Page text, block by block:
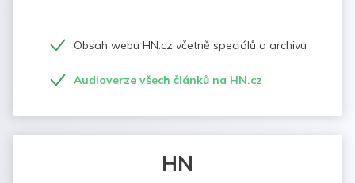
Obsah webu HN.cz včetně speciálů a archivu
Audioverze všech článků na HN.cz
HN